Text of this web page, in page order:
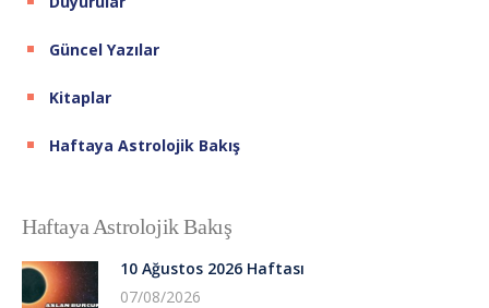
Güncel Yazılar
Kitaplar
Haftaya Astrolojik Bakış
Haftaya Astrolojik Bakış
10 Ağustos 2026 Haftası
07/08/2026